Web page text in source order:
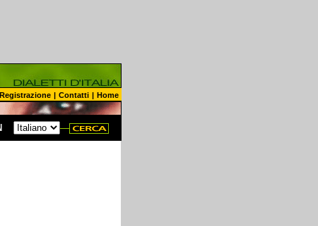
| Contatti | Home